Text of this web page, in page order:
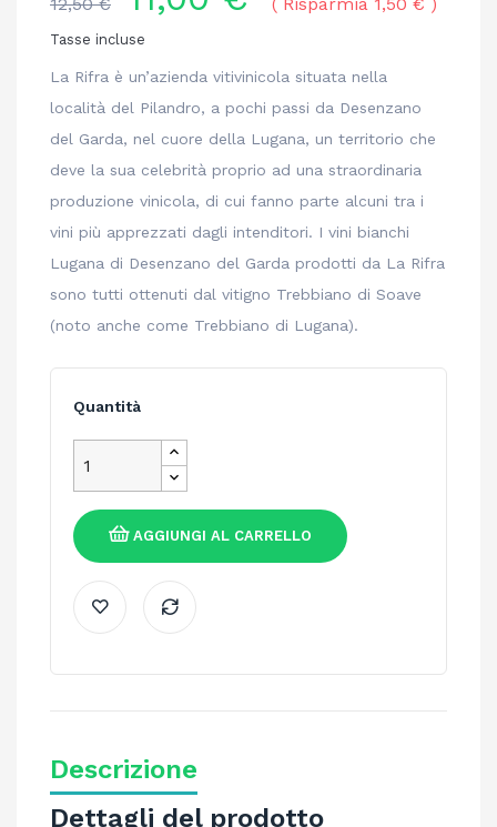
Tasse incluse
La Rifra è un’azienda vitivinicola situata nella
località del Pilandro, a pochi passi da Desenzano
del Garda, nel cuore della Lugana, un territorio che
deve la sua celebrità proprio ad una straordinaria
produzione vinicola, di cui fanno parte alcuni tra i
vini più apprezzati dagli intenditori. I vini bianchi
Lugana di Desenzano del Garda prodotti da La Rifra
sono tutti ottenuti dal vitigno Trebbiano di Soave
(noto anche come Trebbiano di Lugana).
Quantità
AGGIUNGI AL CARRELLO
Descrizione
Dettagli del prodotto